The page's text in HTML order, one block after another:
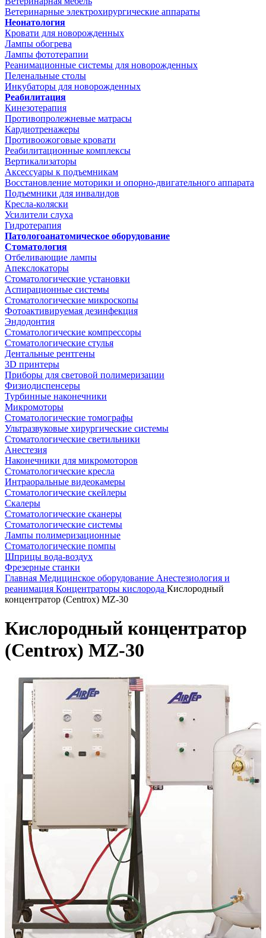
Ветеринарные электрохирургические аппараты
Неонатология
Кровати для новорожденных
Лампы обогрева
Лампы фототерапии
Реанимационные системы для новорожденных
Пеленальные столы
Инкубаторы для новорожденных
Реабилитация
Кинезотерапия
Противопролежневые матрасы
Кардиотренажеры
Противоожоговые кровати
Реабилитационные комплексы
Вертикализаторы
Аксессуары к подъемникам
Восстановление моторики и опорно-двигательного аппарата
Подъемники для инвалидов
Кресла-коляски
Усилители слуха
Гидротерапия
Патологоанатомическое оборудование
Стоматология
Отбеливающие лампы
Апекслокаторы
Стоматологические установки
Аспирационные системы
Стоматологические микроскопы
Фотоактивируемая дезинфекция
Эндодонтия
Стоматологические компрессоры
Стоматологические стулья
Дентальные рентгены
3D принтеры
Приборы для световой полимеризации
Физиодиспенсеры
Турбинные наконечники
Микромоторы
Стоматологические томографы
Ультразвуковые хирургические системы
Стоматологические светильники
Анестезия
Наконечники для микромоторов
Стоматологические кресла
Интраоральные видеокамеры
Стоматологические скейлеры
Скалеры
Стоматологические сканеры
Стоматологические системы
Лампы полимеризационные
Стоматологические помпы
Шприцы вода-воздух
Фрезерные станки
Главная Медицинское оборудование Анестезиология и
реанимация Концентраторы кислорода Кислородный
концентратор (Centrox) MZ-30
Кислородный концентратор
(Centrox) MZ-30